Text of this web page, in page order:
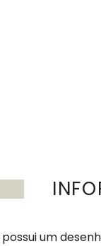
possui um